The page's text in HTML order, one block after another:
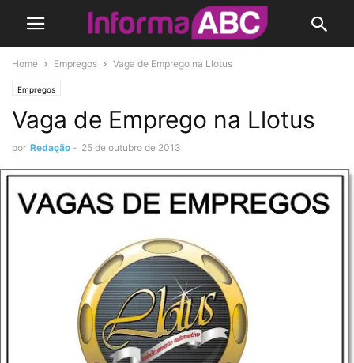
Home Empregos Vaga de Emprego na Llotus
Empregos
Vaga de Emprego na Llotus
por Redação - 25 de outubro de 2013